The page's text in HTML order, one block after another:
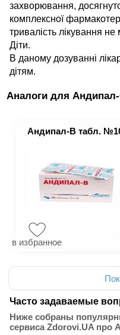
захворювання,
комплексної
тривалість лікування
Діти.
В даному дозуванні
дітям.
Аналоги для
Андипал-В табл.
в избранное
Часто задаваемые
Ниже собраны
сервиса Zdorovi.UA про